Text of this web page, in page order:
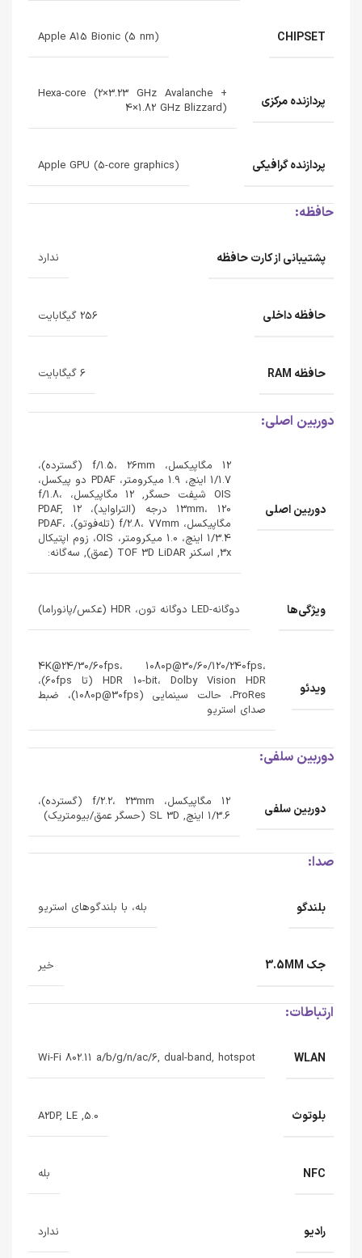
CHIPSET
Apple A15 Bionic (5 nm)
پردازنده‌ مرکزی
Hexa-core (2×3.23 GHz Avalanche +
4×1.82 GHz Blizzard)
پردازنده‌ گرافیکی Apple GPU (5-core graphics)
حافظه:
پشتیبانی از کارت حافظه ندارد
حافظه داخلی 256 گیگابایت
حافظه RAM 6 گیگابایت
دوربین اصلی:
دوربین اصلی
12 مگاپیکسل، f/1.5، 26mm (گسترده)،
1/1.7 اینچ، 1.9 میکرومتر، PDAF دو پیکسل،
OIS شیفت حسگر, 12 مگاپیکسل، f/1.8،
13mm، 120 درجه (التراواید)، PDAF, 12
مگاپیکسل، f/2.8، 77mm (تله‌فوتو)، PDAF،
1/3.4 اینچ، 1.0 میکرومتر، OIS، زوم اپتیکال
3x, اسکنر TOF 3D LiDAR (عمق), سه‌گانه:
ویژگی‌ها دوگانه-LED دوگانه تون، HDR (عکس/پانوراما)
ویدئو
4K@24/30/60fps، 1080p@30/60/120/240fps،
HDR 10-bit، Dolby Vision HDR (تا 60fps)،
ProRes، حالت سینمایی (1080p@30fps)، ضبط
صدای استریو
دوربین سلفی:
دوربین سلفی
12 مگاپیکسل، f/2.2، 23mm (گسترده)،
1/3.6 اینچ, SL 3D (حسگر عمق/بیومتریک)
صدا:
بلندگو بله، با بلندگوهای استریو
جک 3.5MM خیر
ارتباطات:
WLAN
Wi-Fi 802.11 a/b/g/n/ac/6, dual-band, hotspot
بلوتوث 5.0, A2DP, LE
NFC بله
رادیو ندارد